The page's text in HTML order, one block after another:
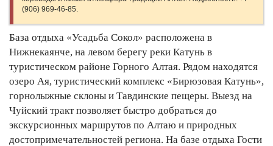
(906) 969‑46‑85.
База отдыха «Усадьба Сокол» расположена в
Нижнекаянче, на левом берегу реки Катунь в
туристическом районе Горного Алтая. Рядом находятся
озеро Ая, туристический комплекс «Бирюзовая Катунь»,
горнолыжные склоны и Тавдинские пещеры. Выезд на
Чуйский тракт позволяет быстро добраться до
экскурсионных маршрутов по Алтаю и природных
достопримечательностей региона. На базе отдыха Гости